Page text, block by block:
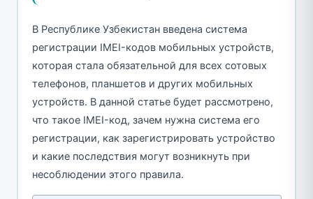
В Республике Узбекистан введена система
регистрации IMEI-кодов мобильных устройств,
которая стала обязательной для всех сотовых
телефонов, планшетов и других мобильных
устройств. В данной статье будет рассмотрено,
что такое IMEI-код, зачем нужна система его
регистрации, как зарегистрировать устройство
и какие последствия могут возникнуть при
несоблюдении этого правила.